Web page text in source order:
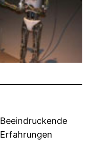
Beeindruckende
Erfahrungen